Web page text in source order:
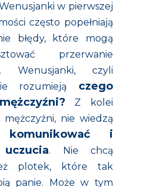
w pierwszej
często popełniają
błędy, które mogą
przerwanie
Wenusjanki, czyli
rozumieją czego
Z kolei
mężczyźni, nie wiedzą
komunikować i
. Nie chcą
plotek, które tak
panie. Może w tym